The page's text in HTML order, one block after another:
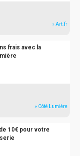
» Art.fr
frais avec la
» Côté Lumière
10€ pour votre